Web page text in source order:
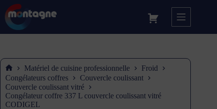
Accueil
Matériel de cuisine professionnelle
Froid
Congélateurs coffres
Couvercle coulissant
Couvercle coulissant vitré
Congélateur coffre 337 L couvercle coulissant vitré
CODIGEL